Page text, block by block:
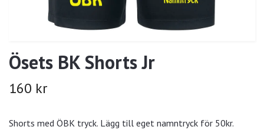
Ösets BK Shorts Jr
160 kr
Shorts med ÖBK tryck. Lägg till eget namntryck för 50kr.